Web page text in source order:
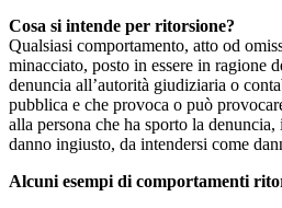
Cosa si intende per ritorsione?
Qualsiasi comportamento, atto od
minacciato, posto in essere in ragione
denuncia all’autorità giudiziaria o
pubblica e che provoca o può
alla persona che ha sporto la
danno ingiusto, da intendersi come
Alcuni esempi di comportamenti